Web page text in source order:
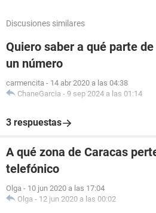
Discusiones similares
Quiero saber a qué parte
un número
carmencita - 14 abr 2020 a las 04:38
ChaneGarcia - 9 sep 2024 a las 01:14
3 respuestas
A qué zona de Caracas
telefónico
Olga - 10 jun 2020 a las 17:04
Olga - 12 jun 2020 a las 00:02